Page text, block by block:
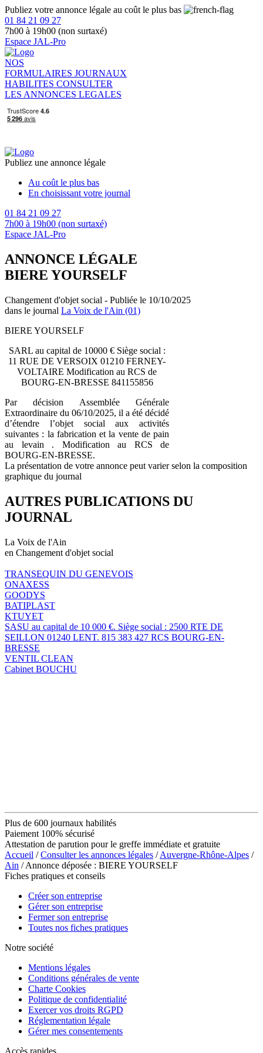
Publiez votre annonce légale au coût le plus bas
01 84 21 09 27
7h00 à 19h00 (non surtaxé)
Espace JAL-Pro
NOS
FORMULAIRES JOURNAUX
HABILITES CONSULTER
LES ANNONCES LEGALES
Publiez une annonce légale
Au coût le plus bas
En choisissant votre journal
01 84 21 09 27
7h00 à 19h00 (non surtaxé)
Espace JAL-Pro
ANNONCE LÉGALE
BIERE YOURSELF
Changement d'objet social - Publiée le 10/10/2025
dans le journal La Voix de l'Ain (01)
BIERE YOURSELF
SARL au capital de 10000 € Siège social :
11 RUE DE VERSOIX 01210 FERNEY-
VOLTAIRE Modification au RCS de
BOURG-EN-BRESSE 841155856
Par décision Assemblée Générale
Extraordinaire du 06/10/2025, il a été décidé
d’étendre l’objet social aux activités
suivantes : la fabrication et la vente de pain
au levain . Modification au RCS de
BOURG-EN-BRESSE.
La présentation de votre annonce peut varier selon la composition
graphique du journal
AUTRES PUBLICATIONS DU
JOURNAL
La Voix de l'Ain
en Changement d'objet social
TRANSEQUIN DU GENEVOIS
ONAXESS
GOODYS
BATIPLAST
KTUYET
SASU au capital de 10 000 €. Siège social : 2500 RTE DE
SEILLON 01240 LENT. 815 383 427 RCS BOURG-EN-
BRESSE
VENTIL CLEAN
Cabinet BOUCHU
Plus de 600 journaux habilités
Paiement 100% sécurisé
Attestation de parution pour le greffe immédiate et gratuite
Accueil /Consulter les annonces légales /Auvergne-Rhône-Alpes /
Ain / Annonce déposée : BIERE YOURSELF
Fiches pratiques et conseils
Créer son entreprise
Gérer son entreprise
Fermer son entreprise
Toutes nos fiches pratiques
Notre société
Mentions légales
Conditions générales de vente
Charte Cookies
Politique de confidentialité
Exercer vos droits RGPD
Réglementation légale
Gérer mes consentements
Accès rapides